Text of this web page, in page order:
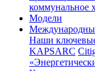
коммунальное
Модели
Наши
KAPSARC